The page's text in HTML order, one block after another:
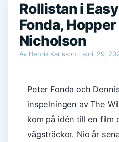
Rollistan i
Fonda,
Nicholson
Av Henrik Karlsson · april 29,
Peter Fonda och
inspelningen av The
kom på idén till en film
vägsträckor. Nio år